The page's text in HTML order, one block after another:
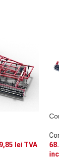
lei TVA